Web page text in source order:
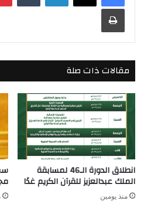
طباعة
مقالات ذات صلة
انطلاق الدورة الـ46 لمسابقة
الملك عبدالعزيز للقرآن الكريم غدًا
منذ يومين